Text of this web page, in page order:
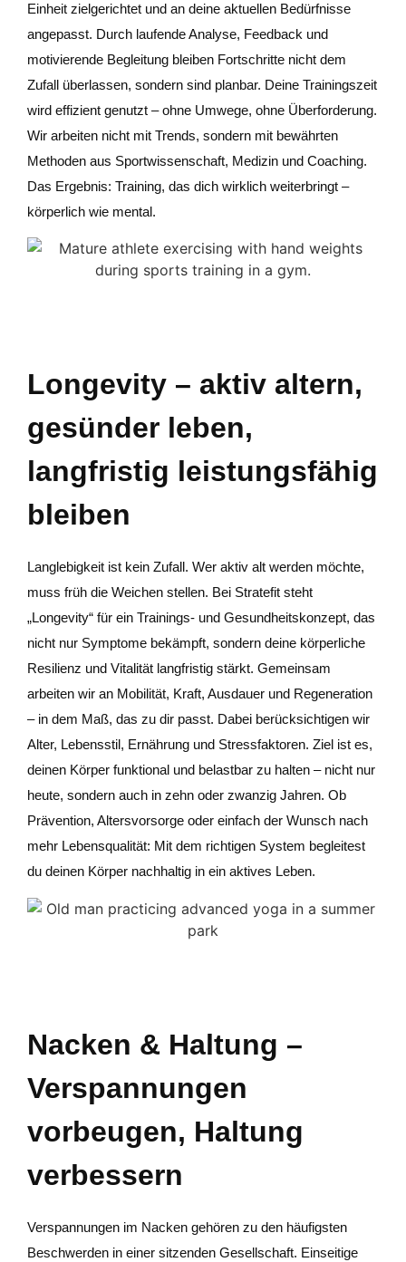
Einheit zielgerichtet und an deine aktuellen Bedürfnisse
angepasst. Durch laufende Analyse, Feedback und
motivierende Begleitung bleiben Fortschritte nicht dem
Zufall überlassen, sondern sind planbar. Deine Trainingszeit
wird effizient genutzt – ohne Umwege, ohne Überforderung.
Wir arbeiten nicht mit Trends, sondern mit bewährten
Methoden aus Sportwissenschaft, Medizin und Coaching.
Das Ergebnis: Training, das dich wirklich weiterbringt –
körperlich wie mental.
Longevity – aktiv altern,
gesünder leben,
langfristig leistungsfähig
bleiben
Langlebigkeit ist kein Zufall. Wer aktiv alt werden möchte,
muss früh die Weichen stellen. Bei Stratefit steht
„Longevity“ für ein Trainings- und Gesundheitskonzept, das
nicht nur Symptome bekämpft, sondern deine körperliche
Resilienz und Vitalität langfristig stärkt. Gemeinsam
arbeiten wir an Mobilität, Kraft, Ausdauer und Regeneration
– in dem Maß, das zu dir passt. Dabei berücksichtigen wir
Alter, Lebensstil, Ernährung und Stressfaktoren. Ziel ist es,
deinen Körper funktional und belastbar zu halten – nicht nur
heute, sondern auch in zehn oder zwanzig Jahren. Ob
Prävention, Altersvorsorge oder einfach der Wunsch nach
mehr Lebensqualität: Mit dem richtigen System begleitest
du deinen Körper nachhaltig in ein aktives Leben.
Nacken & Haltung –
Verspannungen
vorbeugen, Haltung
verbessern
Verspannungen im Nacken gehören zu den häufigsten
Beschwerden in einer sitzenden Gesellschaft. Einseitige